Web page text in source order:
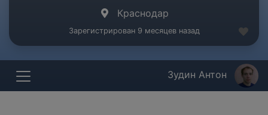
Краснодар
Зарегистрирован 9 месяцев назад
Зудин Антон